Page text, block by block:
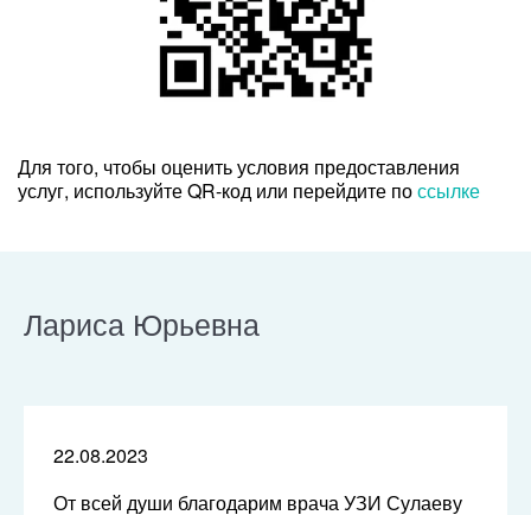
Для того, чтобы оценить условия предоставления
услуг, используйте QR-код или перейдите поссылке
Лариса Юрьевна
22.08.2023
От всей души благодарим врача УЗИ Сулаеву